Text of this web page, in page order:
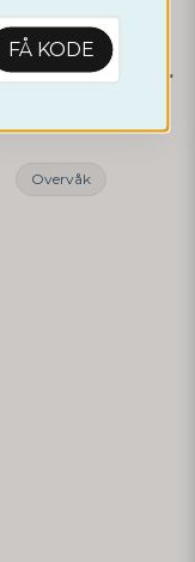
NORDICTEST
Drogetest – 10 Ulike Stoffer
Overvåk
FÅ KODE